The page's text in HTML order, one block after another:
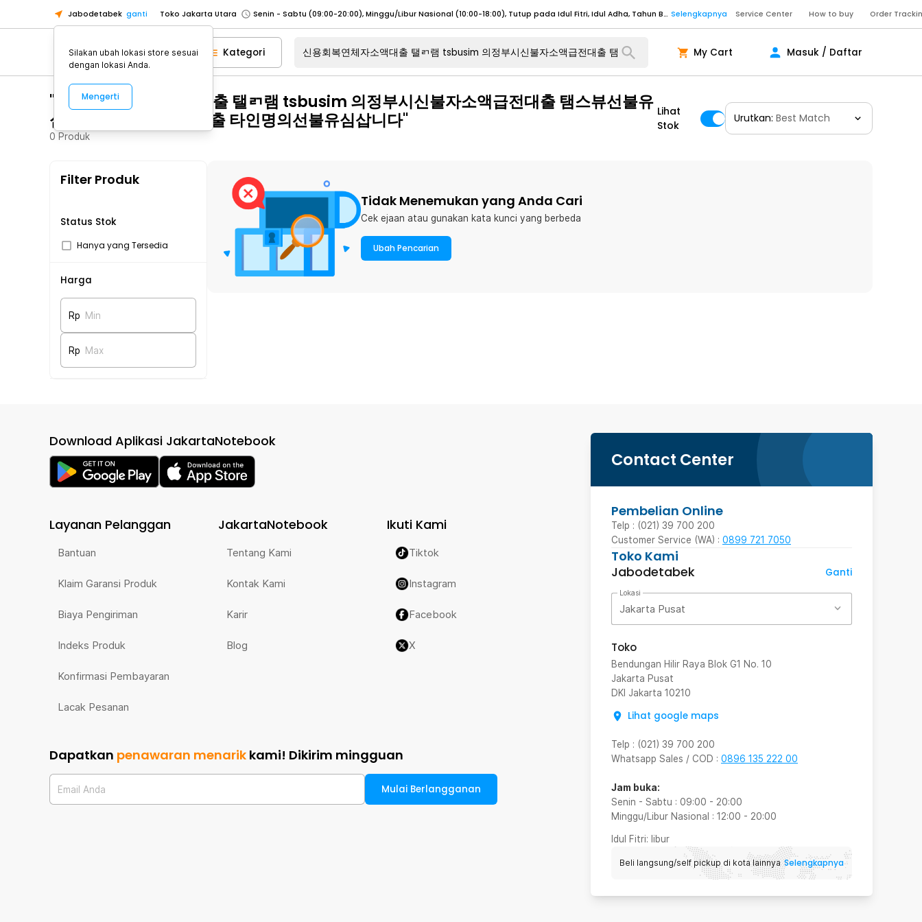
Jabodetabek ganti Toko Jakarta Utara
Selengkapnya
Toko Cikupa
Selengkapnya
Pick n Go Jakarta Barat
Senin - Jumat (07:00 - 20:00), Sabtu - Minggu (08:00 - 20:00), Tutup pada Idul Fitri Selengkapnya
Pick n Go Bekasi
Senin - Jumat (08:00 - 20:00), Sabtu - Minggu/ Libur Nasional (08:00 - 17:00) Selengkapnya
Pick n Go Depok
Senin - Jumat (08:00 - 20:00), Sabtu - Minggu/ Libur Nasional (08:00 - 17:00)
Senin - Jumat (07:00 - 20:00), Sabtu - Minggu (08:00 - 20:00), Tutup pada Idul Fitri
Senin - Jumat (08:00 - 20:00), Sabtu - Minggu/ Libur Nasional (08:00 - 17:00)
Service Center How to buy Order
Kategori My Cart Masuk / Daftar
"신용회복연체자소액대출 탤ㄺ램 tsbusim 의정부시신불자소액급전대출 탬스뷰선불유
심내구제 10만원즉시대출 타인명의선불유심삽니다"
0 Produk
Lihat
Stok
Urutkan: Best Match
Filter Produk
Status Stok
Hanya yang Tersedia
Harga
Rp Min
Rp Max
Tidak Menemukan yang Anda Cari
Cek ejaan atau gunakan kata kunci yang berbeda
Ubah Pencarian
Contact Center
Pembelian Online
Telp : (021) 39 700 200
Customer Service (WA) : 0899 721 7050
Toko Kami
Jabodetabek
Ganti
Lokasi
Jakarta Pusat
Toko
Bendungan Hilir Raya Blok G1 No. 10
Jakarta Pusat
DKI Jakarta 10210
Lihat google maps
Telp : (021) 39 700 200
Whatsapp Sales / COD : 0896 135 222 00
Jam buka:
Senin - Sabtu : 09:00 - 20:00
Minggu/Libur Nasional : 12:00 - 20:00
Idul Fitri: libur
Beli langsung/self pickup di kota lainnya Selengkapnya
Download Aplikasi JakartaNotebook
Layanan Pelanggan
Bantuan
Klaim Garansi Produk
Biaya Pengiriman
Indeks Produk
Konfirmasi Pembayaran
Lacak Pesanan
JakartaNotebook
Tentang Kami
Kontak Kami
Karir
Blog
Ikuti Kami
Tiktok
Instagram
Facebook
X
Dapatkan penawaran menarik kami! Dikirim mingguan
Email Anda Mulai Berlangganan
Silakan ubah lokasi store sesuai
dengan lokasi Anda.
Mengerti